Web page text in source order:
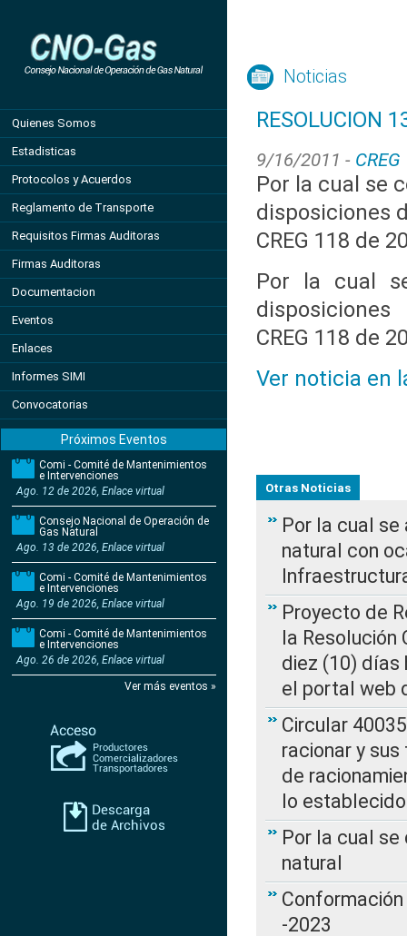
Quienes Somos
Estadisticas
Protocolos y Acuerdos
Reglamento de Transporte
Requisitos Firmas Auditoras
Firmas Auditoras
Documentacion
Eventos
Enlaces
Informes SIMI
Convocatorias
Próximos Eventos
Comi - Comité de Mantenimientos
e Intervenciones
Ago. 12 de 2026, Enlace virtual
Consejo Nacional de Operación de
Gas Natural
Ago. 13 de 2026, Enlace virtual
Comi - Comité de Mantenimientos
e Intervenciones
Ago. 19 de 2026, Enlace virtual
Comi - Comité de Mantenimientos
e Intervenciones
Ago. 26 de 2026, Enlace virtual
Ver más eventos »
Noticias
RESOLUCION
9/16/2011 - CREG
Por la cual se
disposiciones
CREG 118 de
Por la cual
CREG 118 de
Ver noticia en
Otras Noticias
Por la cual
natural con
Proyecto de
la Resolución
diez (10) días
el portal web
Circular
racionar y
de
lo
Por la cual
natural
-2023